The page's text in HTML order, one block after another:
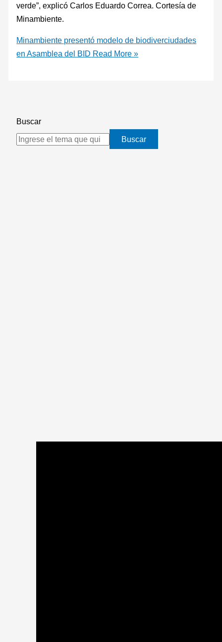
verde”, explicó Carlos Eduardo Correa. Cortesía de
Minambiente.
Minambiente presentó modelo de biodiverciudades
en Asamblea del BID Read More »
Buscar
Buscar